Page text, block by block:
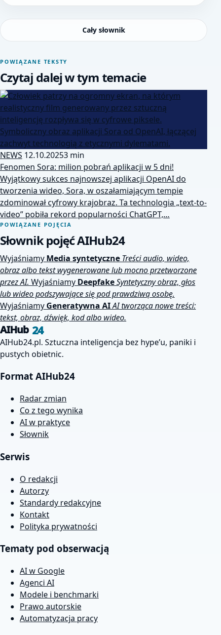
Cały słownik
POWIĄZANE TEKSTY
Czytaj dalej w tym temacie
NEWS 12.10.20253 min
Fenomen Sora: milion pobrań aplikacji w 5 dni!
Wyjątkowy sukces najnowszej aplikacji OpenAI do
tworzenia wideo, Sora, w oszałamiającym tempie
zdominował cyfrowy krajobraz. Ta technologia „text-to-
video” pobiła rekord popularności ChatGPT,…
POWIĄZANE POJĘCIA
Słownik pojęć AIHub24
Wyjaśniamy Media syntetyczne Treści audio, wideo,
obraz albo tekst wygenerowane lub mocno przetworzone
przez AI. Wyjaśniamy DeepfakeSyntetyczny obraz, głos
lub wideo podszywające się pod prawdziwą osobę.
Wyjaśniamy Generatywna AIAI tworząca nowe treści:
tekst, obraz, dźwięk, kod albo wideo.
AIHub 24
AIHub24.pl. Sztuczna inteligencja bez hype’u, paniki i
pustych obietnic.
Format AIHub24
Radar zmian
Co z tego wynika
AI w praktyce
Słownik
Serwis
O redakcji
Autorzy
Standardy redakcyjne
Kontakt
Polityka prywatności
Tematy pod obserwacją
AI w Google
Agenci AI
Modele i benchmarki
Prawo autorskie
Automatyzacja pracy